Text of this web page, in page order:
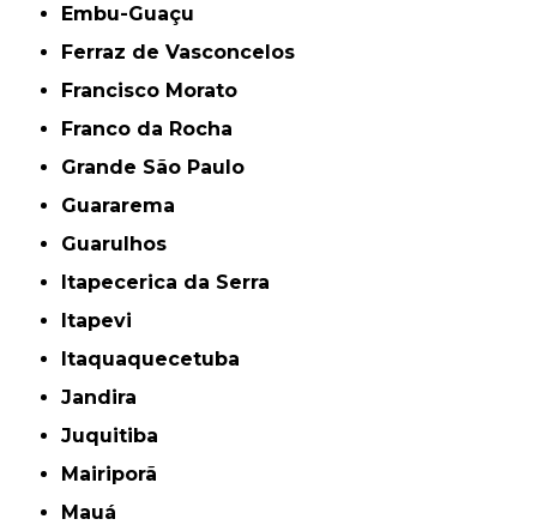
Embu-Guaçu
Ferraz de Vasconcelos
Francisco Morato
Franco da Rocha
Grande São Paulo
Guararema
Guarulhos
Itapecerica da Serra
Itapevi
Itaquaquecetuba
Jandira
Juquitiba
Mairiporã
Mauá